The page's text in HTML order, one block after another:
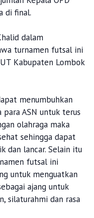
di final.
dalam
turnamen futsal ini
Kabupaten Lombok
menumbuhkan
para ASN untuk terus
olahraga maka
sehingga dapat
dan lancar. Selain itu
futsal ini
untuk menguatkan
ajang untuk
silaturahmi dan rasa